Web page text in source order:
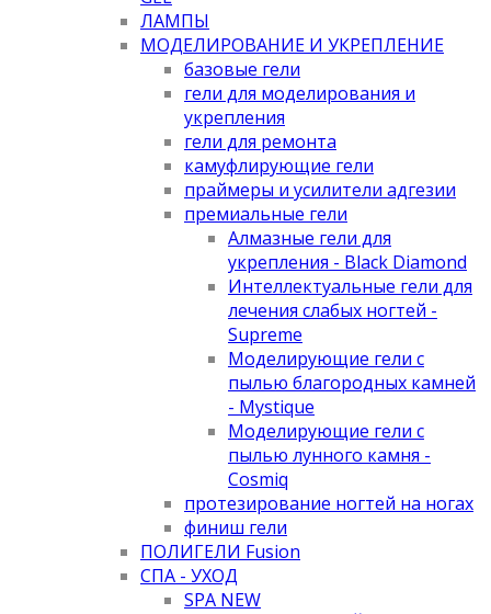
ЛАМПЫ
МОДЕЛИРОВАНИЕ И УКРЕПЛЕНИЕ
базовые гели
гели для моделирования и
укрепления
гели для ремонта
камуфлирующие гели
праймеры и усилители адгезии
премиальные гели
Алмазные гели для
укрепления - Black Diamond
Интеллектуальные гели для
лечения слабых ногтей -
Supreme
Моделирующие гели с
пылью благородных камней
- Mystique
Моделирующие гели с
пылью лунного камня -
Cosmiq
протезирование ногтей на ногах
финиш гели
ПОЛИГЕЛИ Fusion
СПА - УХОД
SPA NEW